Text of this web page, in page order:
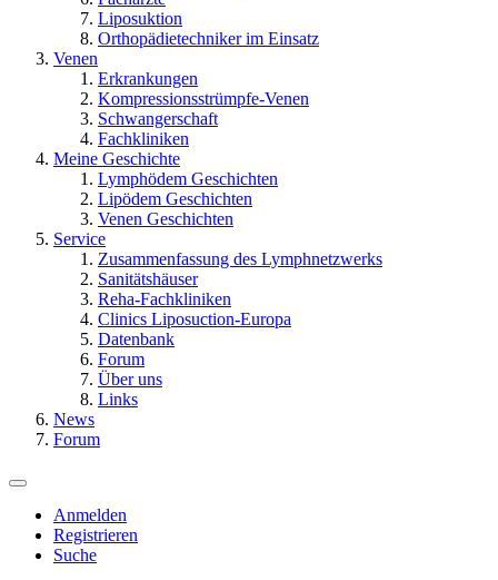
Liposuktion
Orthopädietechniker im Einsatz
Venen
Erkrankungen
Kompressionsstrümpfe-Venen
Schwangerschaft
Fachkliniken
Meine Geschichte
Lymphödem Geschichten
Lipödem Geschichten
Venen Geschichten
Service
Zusammenfassung des Lymphnetzwerks
Sanitätshäuser
Reha-Fachkliniken
Clinics Liposuction-Europa
Datenbank
Forum
Über uns
Links
News
Forum
Anmelden
Registrieren
Suche